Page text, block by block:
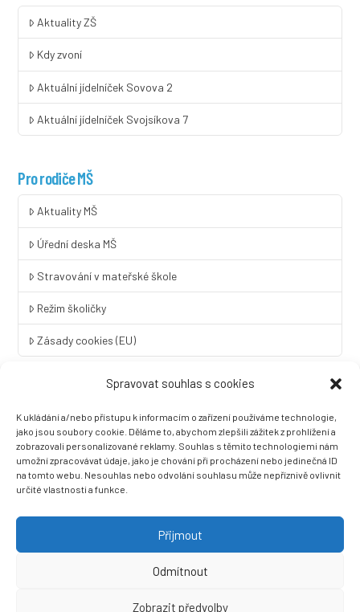
Spravovat souhlas s cookies
K ukládání a/nebo přístupu k informacím o zařízení používáme technologie,
jako jsou soubory cookie. Děláme to, abychom zlepšili zážitek z prohlížení a
zobrazovali personalizované reklamy. Souhlas s těmito technologiemi nám
umožní zpracovávat údaje, jako je chování při procházení nebo jedinečná ID
na tomto webu. Nesouhlas nebo odvolání souhlasu může nepříznivě ovlivnit
určité vlastnosti a funkce.
Přijmout
Odmítnout
Zobrazit předvolby
Aktuality ZŠ
Kdy zvoní
Aktuální jídelníček Sovova 2
Aktuální jídelníček Svojsíkova 7
Pro rodiče MŠ
Aktuality MŠ
Úřední deska MŠ
Stravování v mateřské škole
Režim školičky
Zásady cookies (EU)
LINGUA UNIVERSAL soukromá základní škola a mateřská škola
s.r.o.
Sovova 2
412 01 Litoměřice
+420 416 733 690
datová schránka: 3vnipkd